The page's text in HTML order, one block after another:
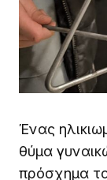
Ένας
θύμα
πρόσχημα